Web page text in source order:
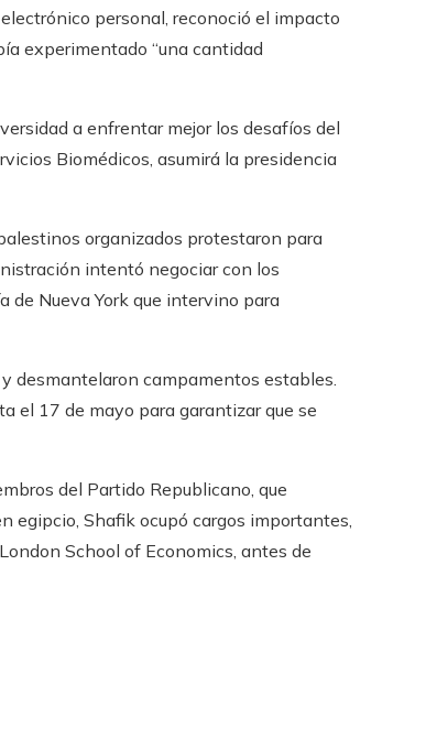
personal, reconoció el impacto
experimentado “una cantidad
a enfrentar mejor los desafíos del
Biomédicos, asumirá la presidencia
organizados protestaron para
intentó negociar con los
de Nueva York que intervino para
desmantelaron campamentos estables.
el 17 de mayo para garantizar que se
del Partido Republicano, que
egipcio, Shafik ocupó cargos importantes,
School of Economics, antes de